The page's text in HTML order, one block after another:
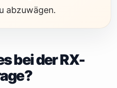
abzuwägen.
bei der RX-